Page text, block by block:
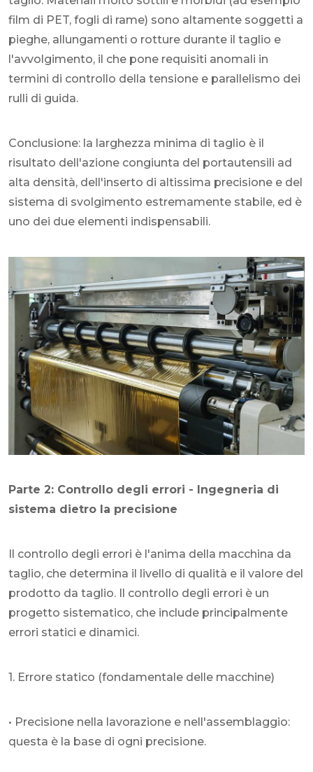
film di PET, fogli di rame) sono altamente soggetti a
pieghe, allungamenti o rotture durante il taglio e
l'avvolgimento, il che pone requisiti anomali in
termini di controllo della tensione e parallelismo dei
rulli di guida.
Conclusione: la larghezza minima di taglio è il
risultato dell'azione congiunta del portautensili ad
alta densità, dell'inserto di altissima precisione e del
sistema di svolgimento estremamente stabile, ed è
uno dei due elementi indispensabili.
Parte 2: Controllo degli errori - Ingegneria di
sistema dietro la precisione
Il controllo degli errori è l'anima della macchina da
taglio, che determina il livello di qualità e il valore del
prodotto da taglio. Il controllo degli errori è un
progetto sistematico, che include principalmente
errori statici e dinamici.
1. Errore statico (fondamentale delle macchine)
• Precisione nella lavorazione e nell'assemblaggio:
questa è la base di ogni precisione.